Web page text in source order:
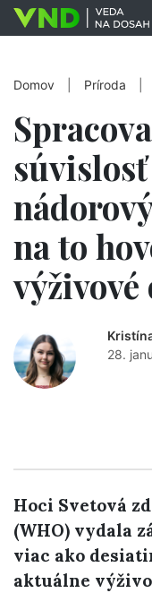
Domov Príroda
na to
28.
Hoci Svetová
(WHO) vydala
viac ako
aktuálne